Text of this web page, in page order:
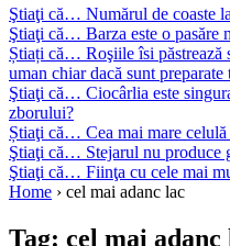
Ştiaţi că… Numărul de coaste
Ştiaţi că… Barza este o pasăre
Știați că… Roşiile îsi păstrează
uman chiar dacă sunt preparate
Ştiaţi că… Ciocârlia este
zborului?
Știaţi că… Cea mai mare
Ştiaţi că… Stejarul nu produce
Ştiaţi că… Fiinţa cu cele mai
Home › cel mai adanc lac
Tag: cel mai adanc